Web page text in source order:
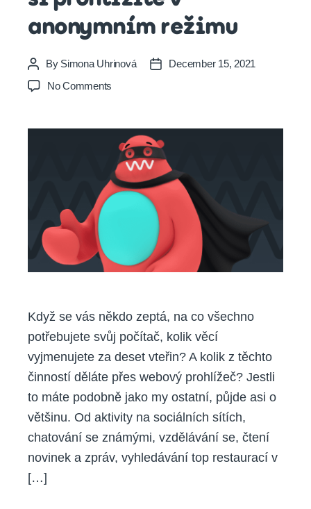
anonymním režimu
Post
author
By Simona Uhrinová
PostDecember 15, 2021
No Comments
stránky,
které
si
prohlížíte
v
anonymním
Když se vás někdo zeptá, na co všechno
potřebujete svůj počítač, kolik věcí
vyjmenujete za deset vteřin? A kolik z těchto
činností děláte přes webový prohlížeč? Jestli
to máte podobně jako my ostatní, půjde asi o
většinu. Od aktivity na sociálních sítích,
chatování se známými, vzdělávání se, čtení
novinek a zpráv, vyhledávání top restaurací v
[…]